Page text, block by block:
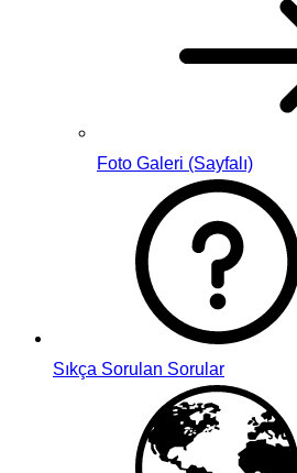
Foto Galeri (Sayfalı)
Sıkça Sorulan Sorular